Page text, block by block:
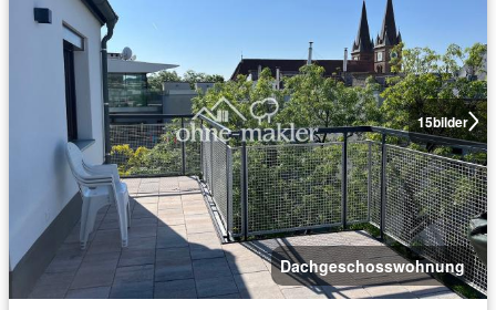
15bilder
Dachgeschosswohnung